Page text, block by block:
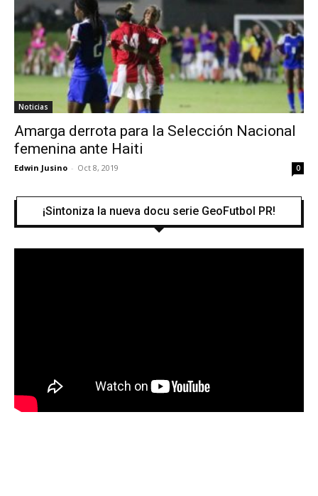
Noticias
Amarga derrota para la Selección Nacional
femenina ante Haiti
Edwin Jusino - Oct 8, 2019 0
¡Sintoniza la nueva docu serie GeoFutbol PR!